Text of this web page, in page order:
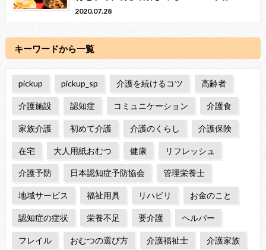
2020.07.28
キーワードから一覧
pickup pickup_sp 介護を続けるコツ 高齢者
介護施設 認知症 コミュニケーション 介護食
家族介護 初めて介護 介護のくらし 介護保険
在宅 大人用紙おむつ 健康 リフレッシュ
介護予防 日本認知症予防協会 管理栄養士
地域サービス 福祉用具 リハビリ お金のこと
認知症の症状 栄養不足 要介護 ヘルパー
フレイル おむつの選び方 介護福祉士 介護家族